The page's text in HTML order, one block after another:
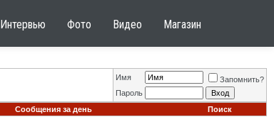
Интервью Фото Видео Магазин
Имя
Запомнить?
Пароль
Сообщения за день Поиск